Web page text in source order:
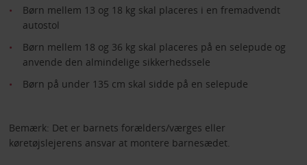
Børn mellem 13 og 18 kg skal placeres i en fremadvendt
autostol
Børn mellem 18 og 36 kg skal placeres på en selepude og
anvende den almindelige sikkerhedssele
Børn på under 135 cm skal sidde på en selepude
Bemærk: Det er barnets forælders/værges eller
køretøjslejerens ansvar at montere barnesædet.